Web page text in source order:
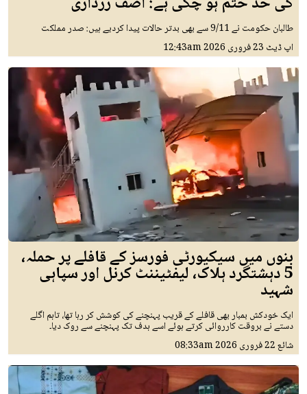
طالبان حکومت نے 9/11 سے بھی بدتر حالات پیدا کردیے ہیں: صدر مملکت
اپ ڈیٹ 23 فروری 2026 12:43am
بنوں میں سیکیورٹی فورسز کے قافلے پر حملہ،
5 دہشتگرد ہلاک، لیفٹیننٹ کرنل اور سپاہی
شہید
ایک خودکش بمبار بھی قافلے کے قریب پہنچنے کی کوشش کر رہا تھا، تاہم اگلے
دستے نے بروقت کارروائی کرتے ہوئے اسے ہدف تک پہنچنے سے روک دیا۔
شائع22 فروری 2026 08:33am